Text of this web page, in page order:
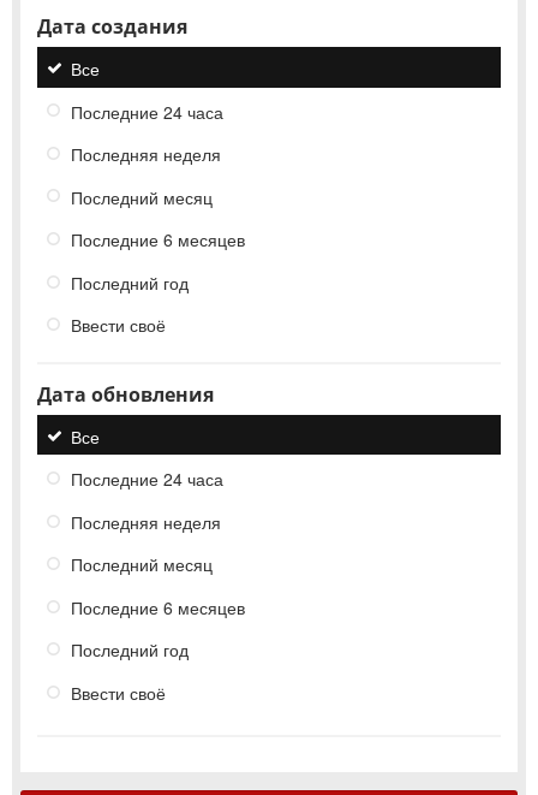
Дата создания
Все
Последние 24 часа
Последняя неделя
Последний месяц
Последние 6 месяцев
Последний год
Ввести своё
Дата обновления
Все
Последние 24 часа
Последняя неделя
Последний месяц
Последние 6 месяцев
Последний год
Ввести своё